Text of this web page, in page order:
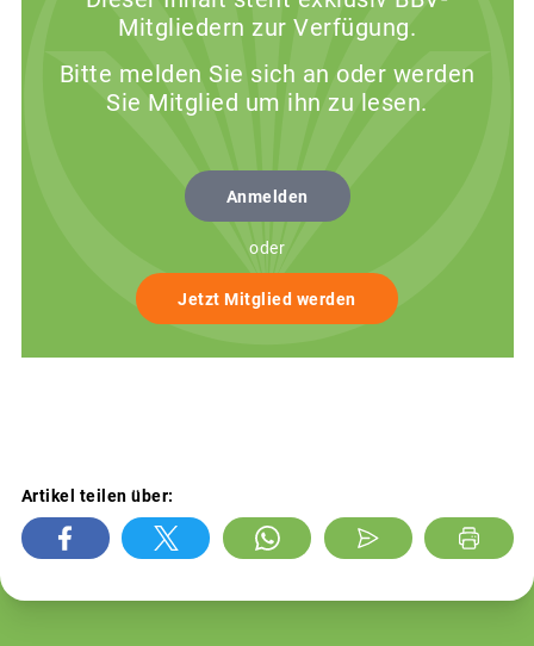
Mitgliedern zur Verfügung.
Bitte melden Sie sich an oder werden
Sie Mitglied um ihn zu lesen.
Anmelden
oder
Jetzt Mitglied werden
Artikel teilen über: